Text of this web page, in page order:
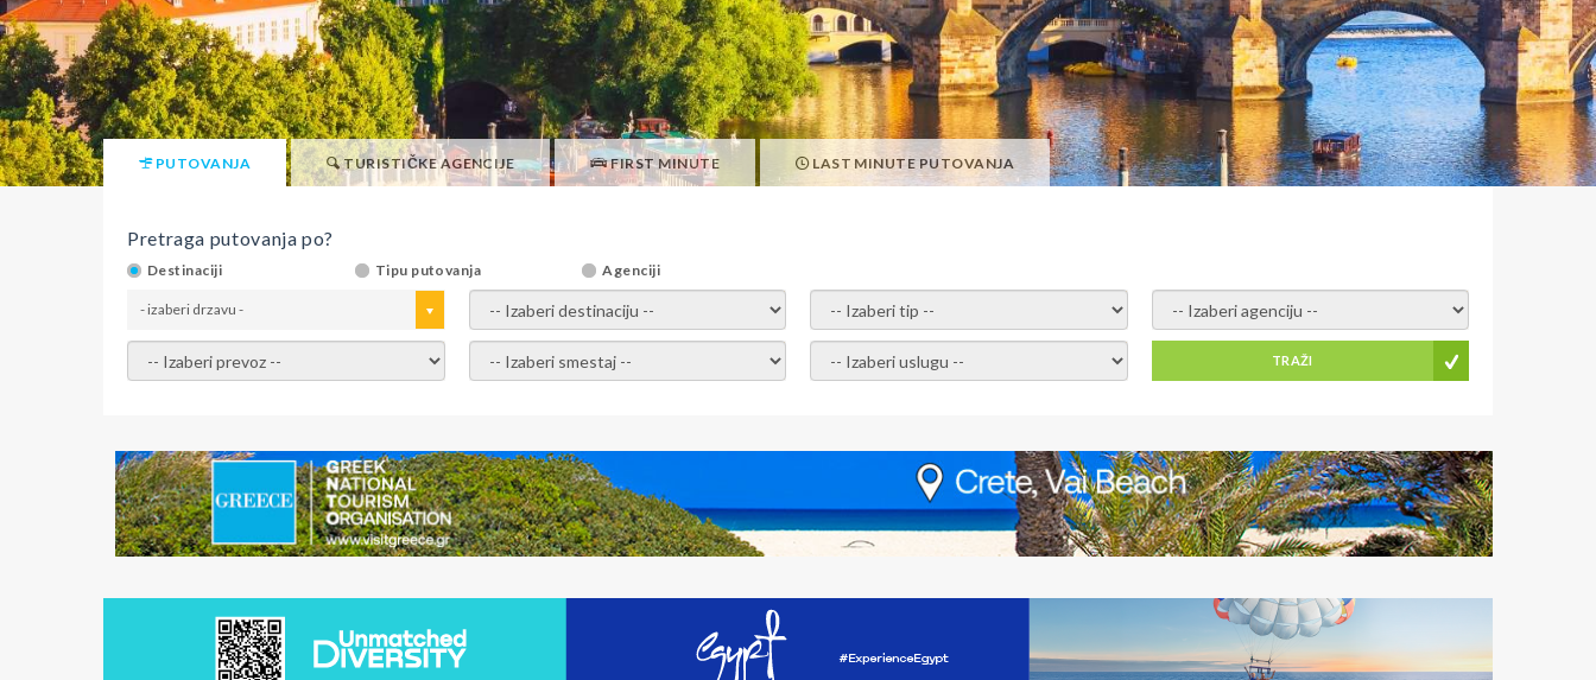
PUTOVANJA TURISTIČKE AGENCIJE FIRST MINUTE LAST MINUTE PUTOVANJA
Pretraga putovanja po?
Destinaciji Tipu putovanja Agenciji
- izaberi drzavu - - izaberi destinaciju - - izaberi tip - - izaberi agenciju -
- izaberi prevoz - - Izaberite smestaj - - Izaberite uslugu - TRAŽI